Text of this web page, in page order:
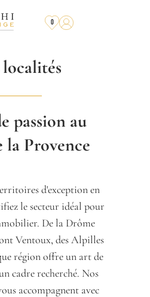
0
localités
passion au
la Provence
d'exception en
le secteur idéal pour
De la Drôme
Ventoux, des Alpilles
région offre un art de
cadre recherché. Nos
accompagnent avec